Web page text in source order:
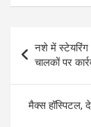
at
s
A
p
p
b
o
o
k
Post
navigation
नशे में स्टेयरिंग
चालकों पर
मैक्स हॉस्पिटल,